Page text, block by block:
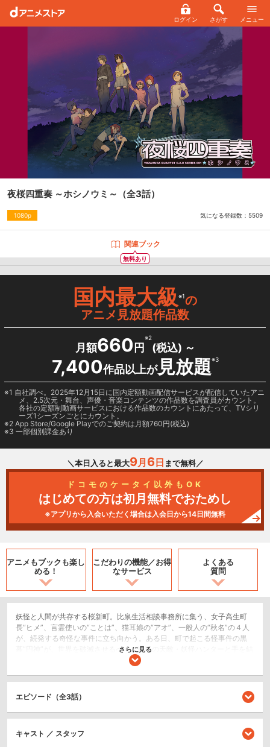
ログイン さがす メニュー
夜桜四重奏 ～ホシノウミ～ （全3話）
1080p 気になる登録数： 5509
無料あり
関連ブック
国内最大級※1の
アニメ見放題作品数
月額660 円
※2
(税込) ～
7,400作品以上が見放題※3
1 自社調べ。2025年12月15日に国内定額動画配信サービスが配信していたアニ
メ、2.5次元・舞台、声優・音楽コンテンツの作品数を調査員がカウント。
各社の定額制動画サービスにおける作品数のカウントにあたって、TVシリ
ーズ1シーズンごとにカウント。
2 App Store/Google Playでのご契約は月額760円(税込)
3 一部個別課金あり
＼本日入ると最大9月 6日 まで無料／
ドコモのケータイ以外もOK
はじめての方は初月無料でおためし
※アプリから入会いただく場合は入会日から14日間無料
アニメもブックも楽し
める！
こだわりの機能／お得
なサービス
よくある
質問
妖怪と人間が共存する桜新町。比泉生活相談事務所に集う、女子高生町
長“ヒメ”、言霊使いの“ことは”、猫耳娘の“アオ”、一般人の“秋名”の４人
が、続発する奇怪な事件に立ち向かう。ある日、町で起こる怪事件の黒
幕”円神”が、世界を破滅させるべく、妖怪の天敵・妖怪ハンターと手を結
ぶ。その第一波が、死を司る死霊使い“ざくろ”。町民みんなから愛される
けた戦いが始まる。
SF/ファンタジー
アクション/バトル
さらに見る
エピソード（全3話）
キャスト ／ スタッフ